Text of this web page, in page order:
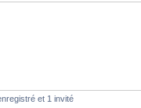
et 1 invité